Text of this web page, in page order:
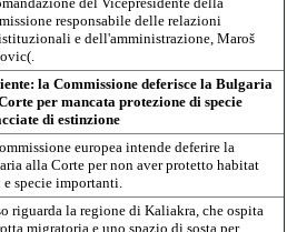
responsabile delle relazioni
e dell'amministrazione, Maroš
la Commissione deferisce la Bulgaria
per mancata protezione di specie
di estinzione
europea intende deferire la
alla Corte per non aver protetto habitat
specie importanti.
riguarda la regione di Kaliakra, che ospita
migratoria e uno spazio di sosta per